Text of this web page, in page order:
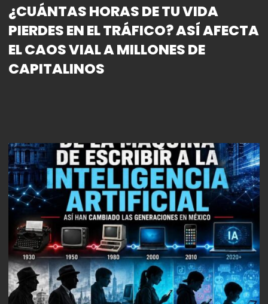
¿CUÁNTAS HORAS DE TU VIDA
PIERDES EN EL TRÁFICO? ASÍ AFECTA
EL CAOS VIAL A MILLONES DE
CAPITALINOS